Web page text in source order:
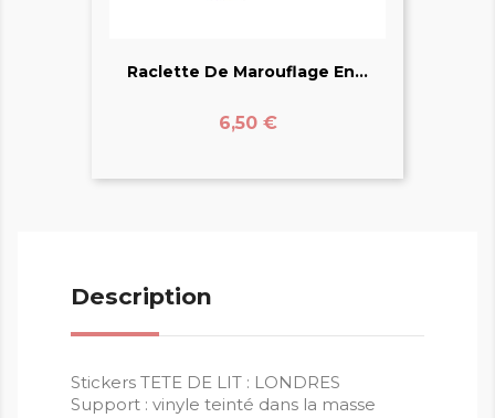
Raclette De Marouflage En...
Prix
6,50 €
Description
Stickers TETE DE LIT : LONDRES
Support : vinyle teinté dans la masse